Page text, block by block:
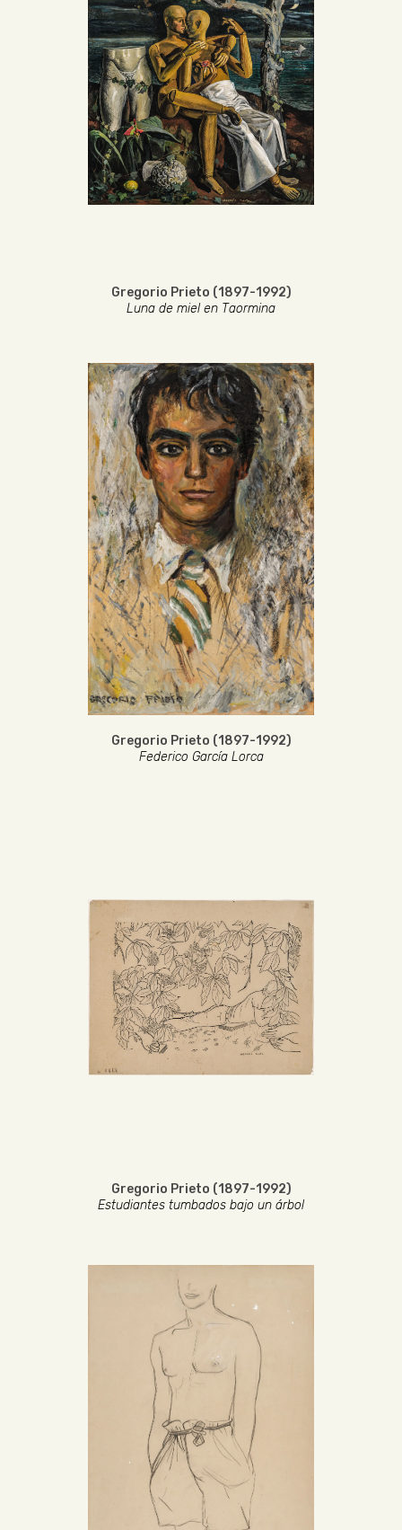
Gregorio Prieto (1897-1992)
Luna de miel en Taormina
Gregorio Prieto (1897-1992)
Federico García Lorca
Gregorio Prieto (1897-1992)
Estudiantes tumbados bajo un árbol